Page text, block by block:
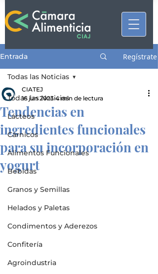
Entrada Regístrate
Todas las Noticias
Lácteos
Cárnicos
Alimentos Funcionales
Bebidas
Granos y Semillas
Helados y Paletas
Condimentos y Aderezos
Confitería
Agroindustria
Todas las Noticias
Tendencias en
ingredientes funcionales
para su incorporación en
yogurt
CIATEJ
16 jun 2023 4 min de lectura